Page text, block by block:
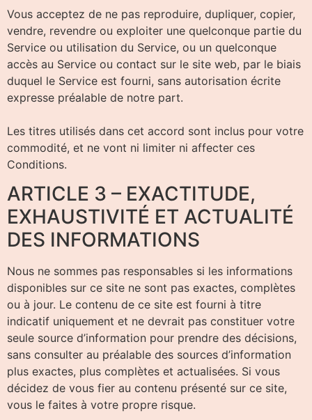
Vous acceptez de ne pas reproduire, dupliquer, copier,
vendre, revendre ou exploiter une quelconque partie du
Service ou utilisation du Service, ou un quelconque
accès au Service ou contact sur le site web, par le biais
duquel le Service est fourni, sans autorisation écrite
expresse préalable de notre part.
Les titres utilisés dans cet accord sont inclus pour votre
commodité, et ne vont ni limiter ni affecter ces
Conditions.
ARTICLE 3 – EXACTITUDE,
EXHAUSTIVITÉ ET ACTUALITÉ
DES INFORMATIONS
Nous ne sommes pas responsables si les informations
disponibles sur ce site ne sont pas exactes, complètes
ou à jour. Le contenu de ce site est fourni à titre
indicatif uniquement et ne devrait pas constituer votre
seule source d’information pour prendre des décisions,
sans consulter au préalable des sources d’information
plus exactes, plus complètes et actualisées. Si vous
décidez de vous fier au contenu présenté sur ce site,
vous le faites à votre propre risque.